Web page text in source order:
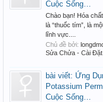
Cuộc Sống…
Chào bạn! Hóa
là “thuốc tím”, là
lĩnh vực....
Chủ đề bởi:
Sửa Chửa - Cài Đặt
bài viết: Ứng
Potassium
Cuộc Sống…